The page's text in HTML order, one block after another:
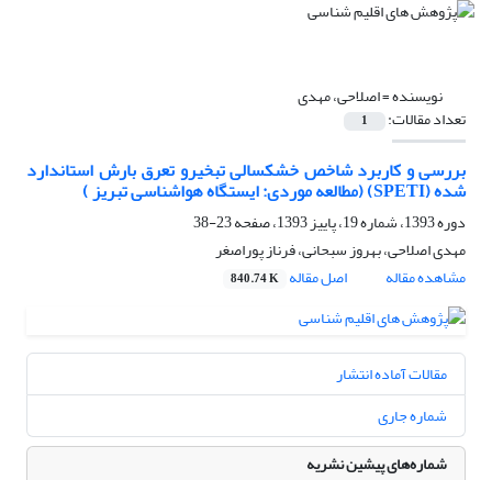
نویسنده =اصلاحی، مهدی
تعداد مقالات: 1
بررسی و کاربرد شاخص خشکسالی تبخیرو تعرق بارش استاندارد
شده (SPETI) (مطالعه موردی: ایستگاه هواشناسی تبریز )
دوره 1393، شماره 19، پاییز 1393، صفحه
23-38
مهدی اصلاحی، بهروز سبحانی، فرناز پوراصغر
مشاهده مقاله
اصل مقاله 840.74 K
مقالات آماده انتشار
شماره جاری
شماره‌های پیشین نشریه